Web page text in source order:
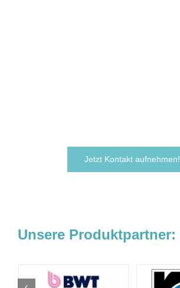
Jetzt Kontakt aufnehmen!
Unsere Produktpartner: